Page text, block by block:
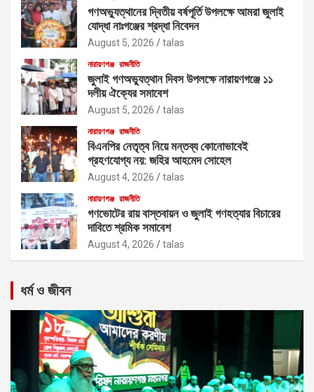
গণঅভ্যুত্থানের দ্বিতীয় বর্ষপূর্তি উপলক্ষে আমরা জুলাই
যোদ্ধা নাঃগঞ্জের শ্রদ্ধা নিবেদন
August 5, 2026 talas
নারায়ণগঞ্জ রাজনীতি
জুলাই গণঅভ্যুত্থান দিবস উপলক্ষে নারায়ণগঞ্জে ১১
দলীয় ঐক্যের সমাবেশ
August 5, 2026 talas
নারায়ণগঞ্জ রাজনীতি
বিএনপির নেতৃত্ব নিয়ে মন্তব্য কোনোভাবেই
গ্রহণযোগ্য নয়: জহির আহমেদ সোহেল
August 4, 2026 talas
নারায়ণগঞ্জ রাজনীতি
গণভোটের রায় বাস্তবায়ন ও জুলাই গণহত্যার বিচারের
দাবিতে শ্রমিক সমাবেশ
August 4, 2026 talas
ধর্ম ও জীবন